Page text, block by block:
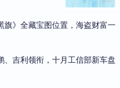
旗》全藏宝图位置，海盗财富一
、吉利领衔，十月工信部新车盘